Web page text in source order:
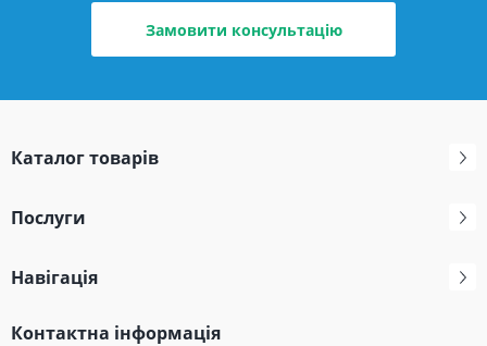
Замовити консультацію
Каталог товарів
Послуги
Навігація
Контактна інформація